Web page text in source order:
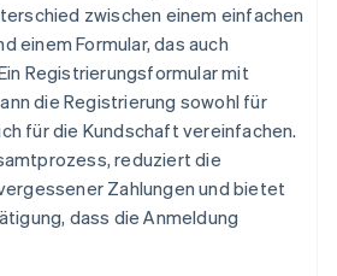
zwischen einem einfachen
einem Formular, das auch
Registrierungsformular mit
die Registrierung sowohl für
für die Kundschaft vereinfachen.
reduziert die
Zahlungen und bietet
dass die Anmeldung